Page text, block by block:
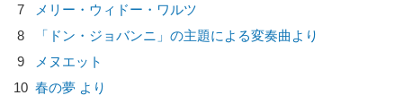
7
メリー・ウィドー・ワルツ
8
「ドン・ジョバンニ」の主題による変奏曲より
9
メヌエット
10 春の夢 より